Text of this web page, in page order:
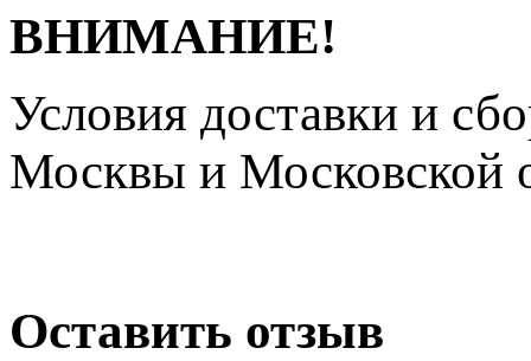
ВНИМАНИЕ!
Условия доставки и
Москвы и Московской
Оставить отзыв